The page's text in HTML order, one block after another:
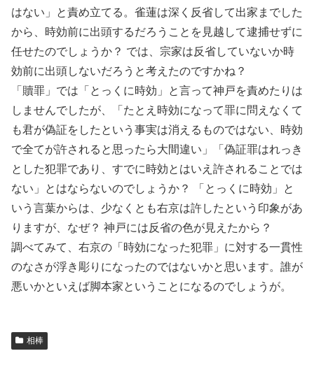
はない」と責め立てる。雀蓮は深く反省して出家までした
から、時効前に出頭するだろうことを見越して逮捕せずに
任せたのでしょうか？ では、宗家は反省していないか時
効前に出頭しないだろうと考えたのですかね？
「贖罪」では「とっくに時効」と言って神戸を責めたりは
しませんでしたが、「たとえ時効になって罪に問えなくて
も君が偽証をしたという事実は消えるものではない、時効
で全てが許されると思ったら大間違い」「偽証罪はれっき
とした犯罪であり、すでに時効とはいえ許されることでは
ない」とはならないのでしょうか？ 「とっくに時効」と
いう言葉からは、少なくとも右京は許したという印象があ
りますが、なぜ？ 神戸には反省の色が見えたから？
調べてみて、右京の「時効になった犯罪」に対する一貫性
のなさが浮き彫りになったのではないかと思います。誰が
悪いかといえば脚本家ということになるのでしょうが。
相棒